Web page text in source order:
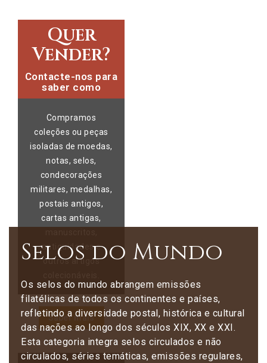
Quer
Vender?
Contacte-nos para
saber como
Compramos
coleções ou peças
isoladas de moedas,
notas, selos,
condecorações
militares, medalhas,
postais antigos,
cartas antigas,
antiguidades e
outros artigos
Saber mais
Selos do Mundo
Os selos do mundo abrangem emissões
filatélicas de todos os continentes e países,
refletindo a diversidade postal, histórica e cultural
das nações ao longo dos séculos XIX, XX e XXI.
Esta categoria integra selos circulados e não
circulados, séries temáticas, emissões regulares,